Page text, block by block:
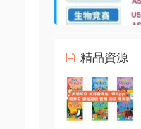
精品資源